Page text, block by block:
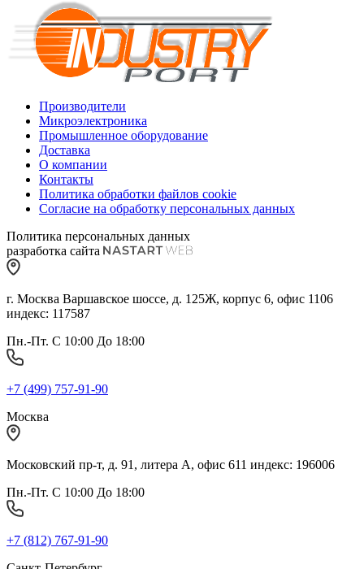
Производители
Микроэлектроника
Промышленное оборудование
Доставка
О компании
Контакты
Политика обработки файлов cookie
Согласие на обработку персональных данных
Политика персональных данных
разработка сайта
г. Москва Варшавское шоссе, д. 125Ж, корпус 6, офис 1106
индекс: 117587
Пн.-Пт. С 10:00 До 18:00
+7 (499) 757-91-90
Москва
Московский пр-т, д. 91, литера А, офис 611 индекс: 196006
Пн.-Пт. С 10:00 До 18:00
+7 (812) 767-91-90